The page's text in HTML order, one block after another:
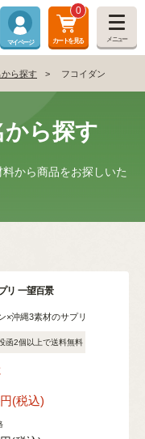
マイページ
0
カートを見る メニュー
ら探す フコイダン
から探す
から商品をお探しいた
リ 一望百景
×沖縄3素材のサプリ
函2個以上で送料無料
(税込)